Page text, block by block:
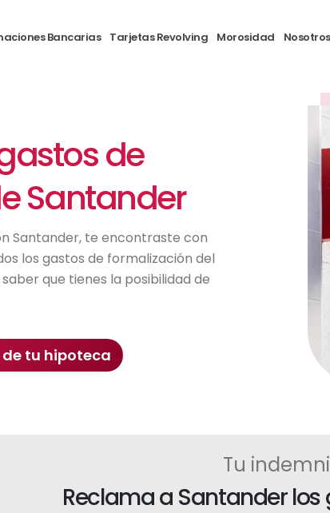
Bancarias Tarjetas Revolving Morosidad Nosotros
de
Santander
Santander, te encontraste con
los gastos de formalización del
que tienes la posibilidad de
tu hipoteca
Tu
Reclama a Santander